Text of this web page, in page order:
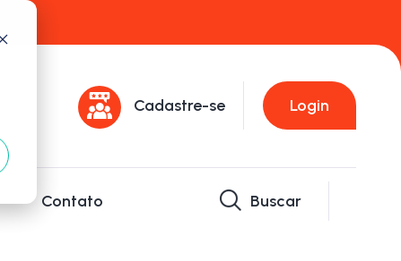
Cadastre-se Login
Contato Buscar